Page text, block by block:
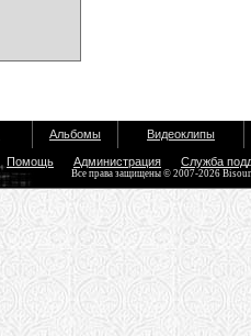
Альбомы Видеоклипы
Помощь Администрация Служба
Все права защищены © 2007-2026